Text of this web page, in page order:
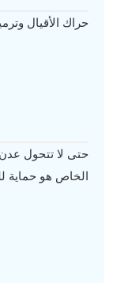
حراك الأقيال
حتى لا تتحول عدن
الخاص هو حماية